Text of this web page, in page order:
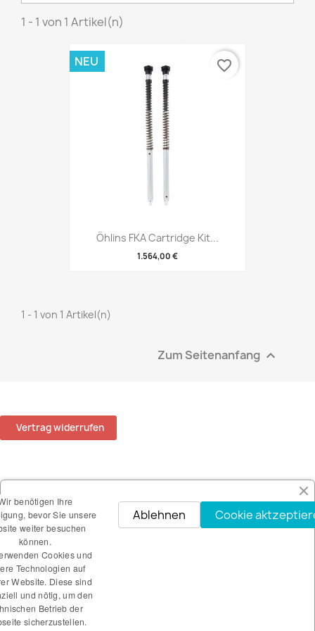
1 - 1 von 1 Artikel(n)
Öhlins FKA Cartridge Kit...
1.564,00 €
NEU favorite_border
1 - 1 von 1 Artikel(n)
Zum Seitenanfang 
Vertrag widerrufen
UNTERNEHMEN 
IHR KONTO
SHOP-EINSTELLUNGEN
benötigen Ihre
bevor Sie unsere
weiter besuchen
können.
Cookies und
Technologien auf
Website. Diese sind
und nötig, um den
Betrieb der
sicherzustellen.
Cookie
Ablehnen